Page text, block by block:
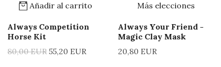
Añadir al carrito
Always Competition
Horse Kit
80,00 EUR 55,20 EUR
Más elecciones
Always Your Friend -
Magic Clay Mask
20,80 EUR